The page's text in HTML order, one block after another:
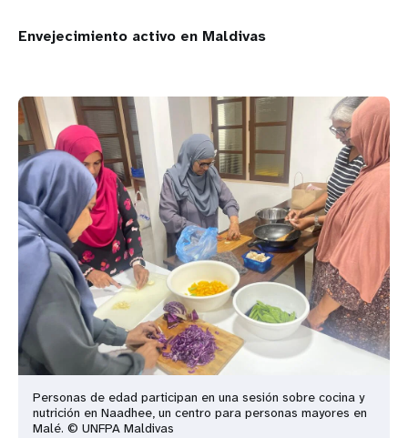
Envejecimiento activo en Maldivas
Personas de edad participan en una sesión sobre cocina y
nutrición en Naadhee, un centro para personas mayores en
Malé. © UNFPA Maldivas